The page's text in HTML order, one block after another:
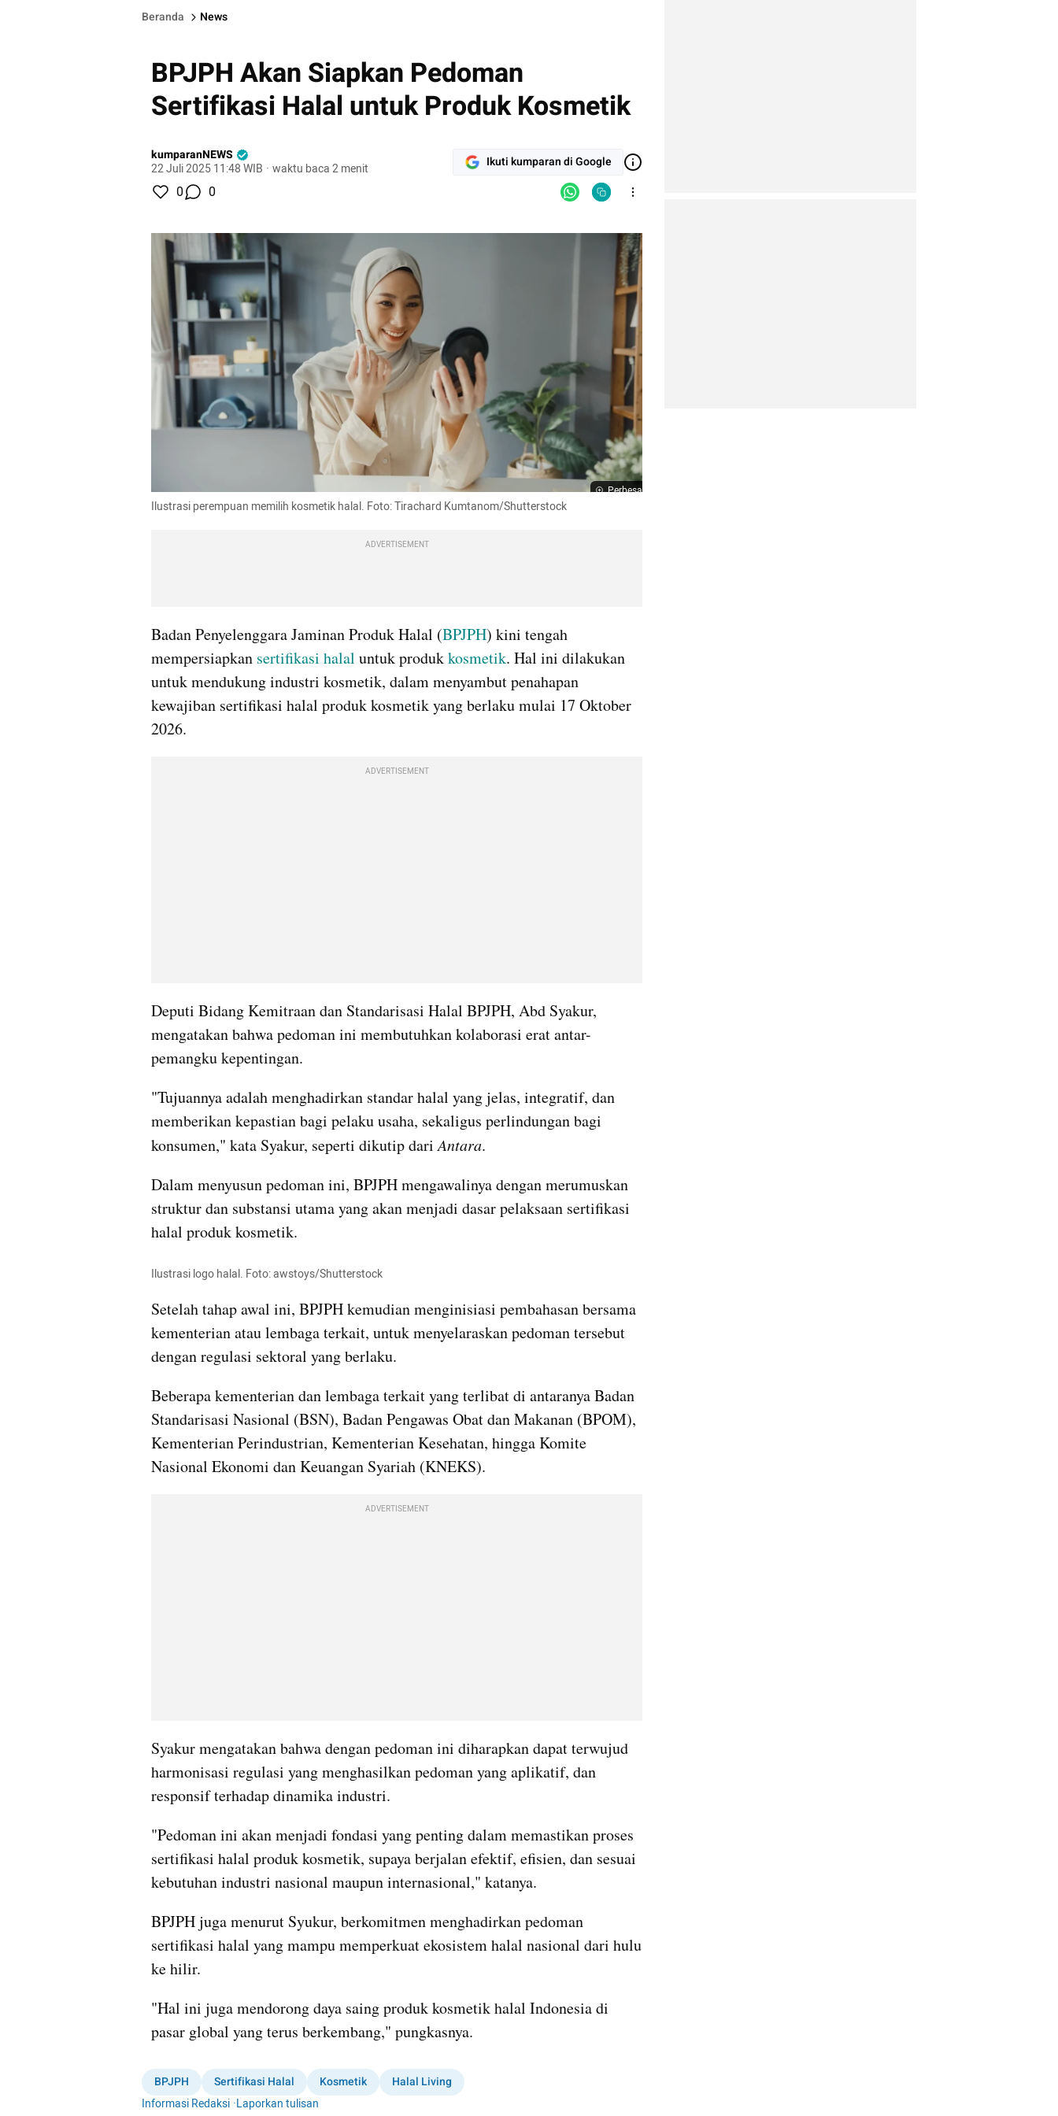
Beranda News
BPJPH Akan Siapkan Pedoman
Sertifikasi Halal untuk Produk Kosmetik
kumparanNEWS
22 Juli 2025 11:48 WIB · waktu baca 2 menit Ikuti kumparan di Google
0 0
Perbesar
Ilustrasi perempuan memilih kosmetik halal. Foto: Tirachard Kumtanom/Shutterstock
ADVERTISEMENT
Badan Penyelenggara Jaminan Produk Halal (BPJPH) kini tengah
mempersiapkan sertifikasi halal untuk produk kosmetik. Hal ini dilakukan
untuk mendukung industri kosmetik, dalam menyambut penahapan
kewajiban sertifikasi halal produk kosmetik yang berlaku mulai 17 Oktober
2026.
ADVERTISEMENT
Deputi Bidang Kemitraan dan Standarisasi Halal BPJPH, Abd Syakur,
mengatakan bahwa pedoman ini membutuhkan kolaborasi erat antar-
pemangku kepentingan.
"Tujuannya adalah menghadirkan standar halal yang jelas, integratif, dan
memberikan kepastian bagi pelaku usaha, sekaligus perlindungan bagi
konsumen," kata Syakur, seperti dikutip dari Antara.
Dalam menyusun pedoman ini, BPJPH mengawalinya dengan merumuskan
struktur dan substansi utama yang akan menjadi dasar pelaksaan sertifikasi
halal produk kosmetik.
Ilustrasi logo halal. Foto: awstoys/Shutterstock
Setelah tahap awal ini, BPJPH kemudian menginisiasi pembahasan bersama
kementerian atau lembaga terkait, untuk menyelaraskan pedoman tersebut
dengan regulasi sektoral yang berlaku.
Beberapa kementerian dan lembaga terkait yang terlibat di antaranya Badan
Standarisasi Nasional (BSN), Badan Pengawas Obat dan Makanan (BPOM),
Kementerian Perindustrian, Kementerian Kesehatan, hingga Komite
Nasional Ekonomi dan Keuangan Syariah (KNEKS).
ADVERTISEMENT
Syakur mengatakan bahwa dengan pedoman ini diharapkan dapat terwujud
harmonisasi regulasi yang menghasilkan pedoman yang aplikatif, dan
responsif terhadap dinamika industri.
"Pedoman ini akan menjadi fondasi yang penting dalam memastikan proses
sertifikasi halal produk kosmetik, supaya berjalan efektif, efisien, dan sesuai
kebutuhan industri nasional maupun internasional," katanya.
BPJPH juga menurut Syukur, berkomitmen menghadirkan pedoman
sertifikasi halal yang mampu memperkuat ekosistem halal nasional dari hulu
ke hilir.
"Hal ini juga mendorong daya saing produk kosmetik halal Indonesia di
pasar global yang terus berkembang," pungkasnya.
BPJPH Sertifikasi Halal Kosmetik
Halal Living
Informasi Redaksi ·Laporkan tulisan